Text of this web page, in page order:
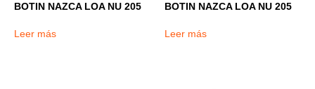
BOTIN NAZCA LOA NU 205
Leer más
BOTIN NAZCA LOA NU 205
Leer más